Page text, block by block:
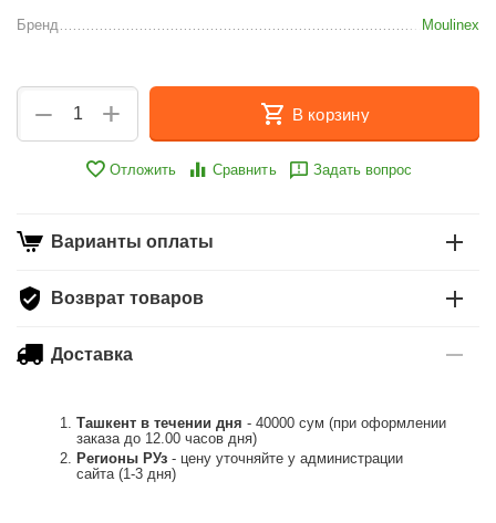
Бренд Moulinex
+
− В корзину
Отложить Сравнить Задать вопрос
Варианты оплаты
Возврат товаров
Доставка
Ташкент в течении дня - 40000 сум (при оформлении
заказа до 12.00 часов дня)
Регионы РУз - цену уточняйте у администрации
сайта (1-3 дня)